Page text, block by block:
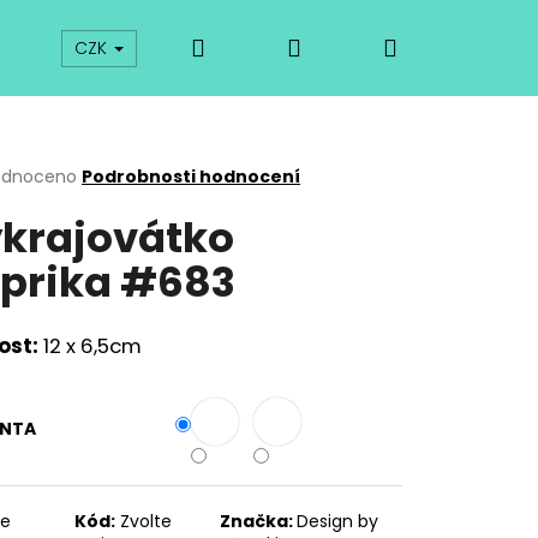
Kurzy Odkazy O vykrajovátkách
CZK Přihlášení
Podrobnosti hodnocení
#683
12 x 6,5cm
Kód: Zvolte
Značka:Design by